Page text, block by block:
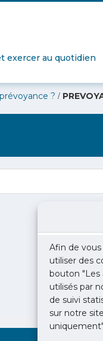
Afin de
utiliser des
bouton "Les
utilisés par
de suivi
sur notre
exercer au quotidien
? /